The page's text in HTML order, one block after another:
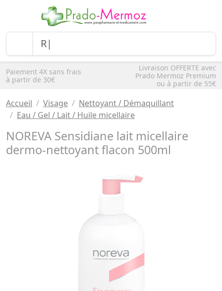
Paiement 4X sans frais
à partir de 30€
Livraison OFFERTE avec
Prado Mermoz Premium
ou à partir de 55€
Accueil Visage
Nettoyant / Démaquillant
Eau / Gel / Lait / Huile micellaire
NOREVA Sensidiane lait micellaire
dermo-nettoyant flacon 500ml